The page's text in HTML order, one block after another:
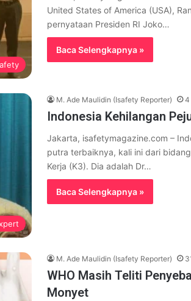
United States of America (USA),
pernyataan Presiden RI Joko…
Baca Selengkapnya »
M. Ade Maulidin (Isafety Reporter) 4
Indonesia Kehilangan
Jakarta, isafetymagazine.com –
putra terbaiknya, kali ini dari
Kerja (K3). Dia adalah Dr…
Baca Selengkapnya »
M. Ade Maulidin (Isafety Reporter)
WHO Masih Teliti
Monyet